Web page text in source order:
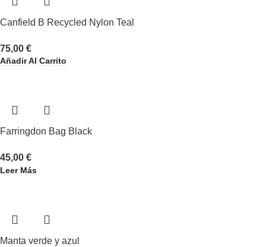
Canfield B Recycled Nylon Teal
75,00 €
Añadir Al Carrito
Farringdon Bag Black
45,00 €
Leer Más
Manta verde y azul